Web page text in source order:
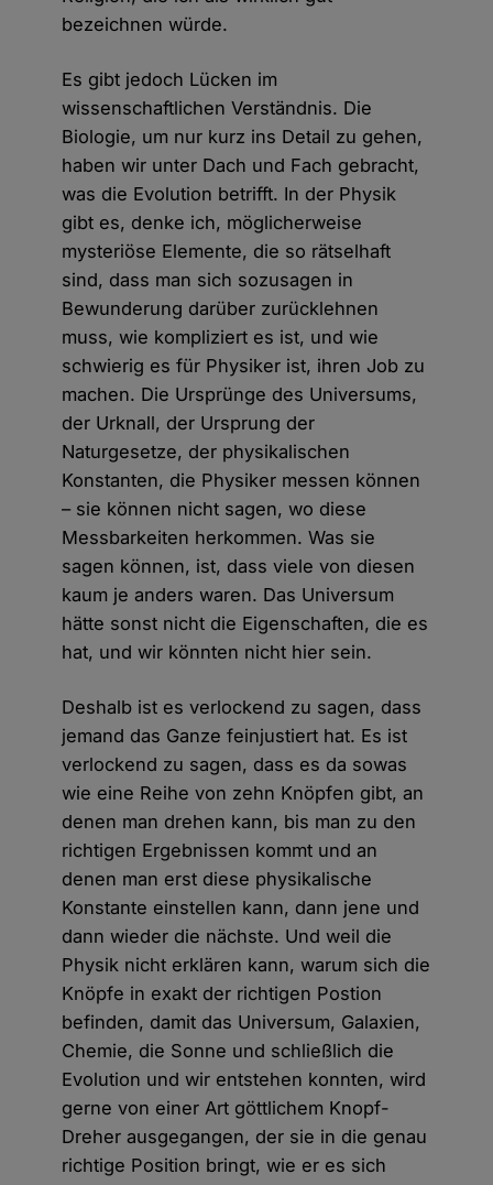
bezeichnen würde.
Es gibt jedoch Lücken im
wissenschaftlichen Verständnis. Die
Biologie, um nur kurz ins Detail zu gehen,
haben wir unter Dach und Fach gebracht,
was die Evolution betrifft. In der Physik
gibt es, denke ich, möglicherweise
mysteriöse Elemente, die so rätselhaft
sind, dass man sich sozusagen in
Bewunderung darüber zurücklehnen
muss, wie kompliziert es ist, und wie
schwierig es für Physiker ist, ihren Job zu
machen. Die Ursprünge des Universums,
der Urknall, der Ursprung der
Naturgesetze, der physikalischen
Konstanten, die Physiker messen können
– sie können nicht sagen, wo diese
Messbarkeiten herkommen. Was sie
sagen können, ist, dass viele von diesen
kaum je anders waren. Das Universum
hätte sonst nicht die Eigenschaften, die es
hat, und wir könnten nicht hier sein.
Deshalb ist es verlockend zu sagen, dass
jemand das Ganze feinjustiert hat. Es ist
verlockend zu sagen, dass es da sowas
wie eine Reihe von zehn Knöpfen gibt, an
denen man drehen kann, bis man zu den
richtigen Ergebnissen kommt und an
denen man erst diese physikalische
Konstante einstellen kann, dann jene und
dann wieder die nächste. Und weil die
Physik nicht erklären kann, warum sich die
Knöpfe in exakt der richtigen Postion
befinden, damit das Universum, Galaxien,
Chemie, die Sonne und schließlich die
Evolution und wir entstehen konnten, wird
gerne von einer Art göttlichem Knopf-
Dreher ausgegangen, der sie in die genau
richtige Position bringt, wie er es sich